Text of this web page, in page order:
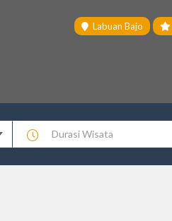
Labuan Bajo
Durasi Wisata